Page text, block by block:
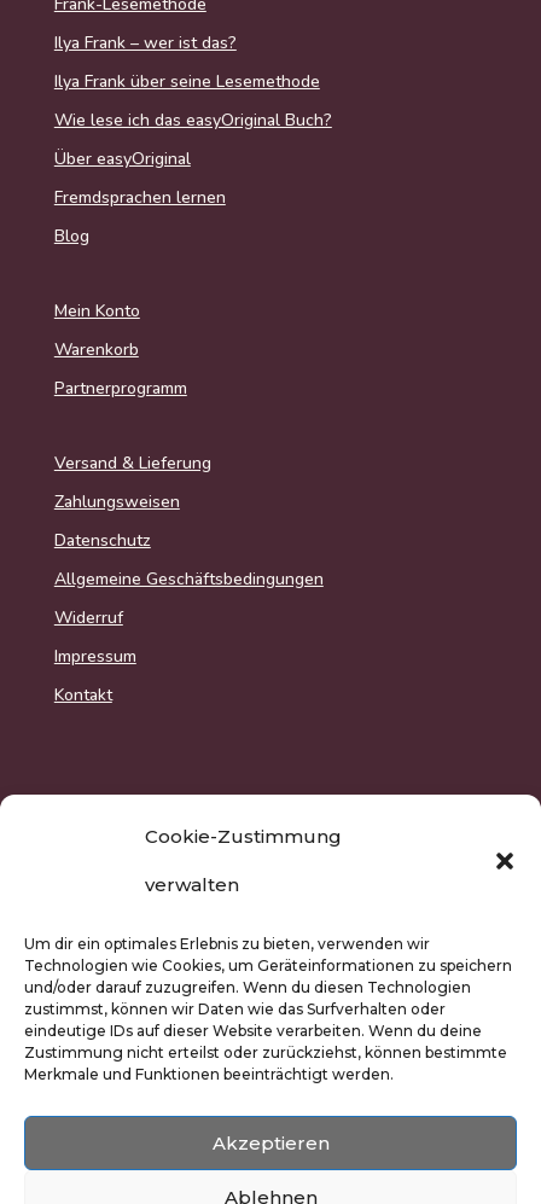
Cookie-Zustimmung
verwalten
Um dir ein optimales Erlebnis zu bieten, verwenden wir
Technologien wie Cookies, um Geräteinformationen zu speichern
und/oder darauf zuzugreifen. Wenn du diesen Technologien
zustimmst, können wir Daten wie das Surfverhalten oder
eindeutige IDs auf dieser Website verarbeiten. Wenn du deine
Zustimmung nicht erteilst oder zurückziehst, können bestimmte
Merkmale und Funktionen beeinträchtigt werden.
Akzeptieren
Ablehnen
Ilya Frank – wer ist das?
Ilya Frank über seine Lesemethode
Wie lese ich das easyOriginal Buch?
Über easyOriginal
Fremdsprachen lernen
Blog
Mein Konto
Warenkorb
Partnerprogramm
Versand & Lieferung
Zahlungsweisen
Datenschutz
Allgemeine Geschäftsbedingungen
Widerruf
Impressum
Kontakt
Kostenlose Lieferung innerhalb der EUab €39
© Copyright 2020-2026 EasyOriginal Verlag e.U.
Webdesign & Webentwicklung – Multimediana